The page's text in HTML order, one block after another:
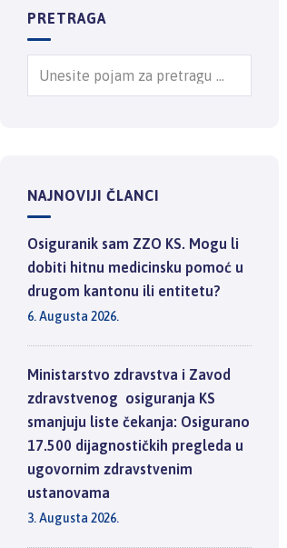
PRETRAGA
NAJNOVIJI ČLANCI
Osiguranik sam ZZO KS. Mogu li
dobiti hitnu medicinsku pomoć u
drugom kantonu ili entitetu?
6. Augusta 2026.
Ministarstvo zdravstva i Zavod
zdravstvenog osiguranja KS
smanjuju liste čekanja: Osigurano
17.500 dijagnostičkih pregleda u
ugovornim zdravstvenim
ustanovama
3. Augusta 2026.